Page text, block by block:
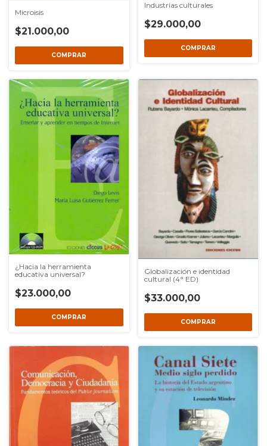
Microisis
$21.000,00
Industrias culturales
$29.000,00
¿Hacia la herramienta
educativa universal?
$23.000,00
Globalización e identidad
cultural (4° ED)
$33.000,00